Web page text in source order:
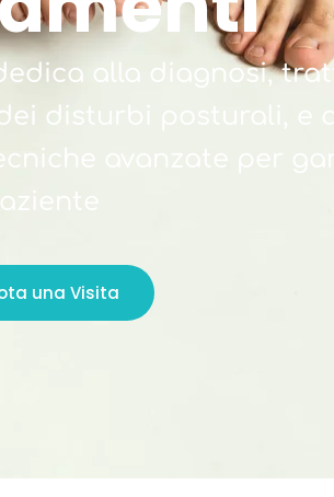
alla diagnosi,
disturbi posturali, e
avanzate per
una Visita